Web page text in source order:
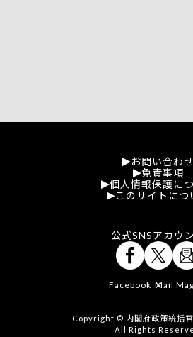
お問い合わせ
免責事項
個人情報保護に
このサイトにつ
公式SNSアカウ
Facebook X
Mail
Copyright © 内閣府政策統括官
All Rights